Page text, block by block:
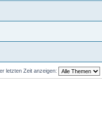
letzten Zeit anzeigen: